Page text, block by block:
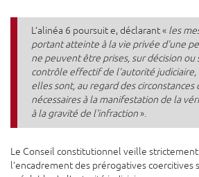
L’alinéa 6 poursuit e, déclarant « les
portant atteinte à la vie privée d'une
ne peuvent être prises, sur décision ou
contrôle effectif de l'autorité judiciaire,
elles sont, au regard des circonstances
nécessaires à la manifestation de la
à la gravité de l'infraction».
Le Conseil constitutionnel veille
l’encadrement des prérogatives coercitives